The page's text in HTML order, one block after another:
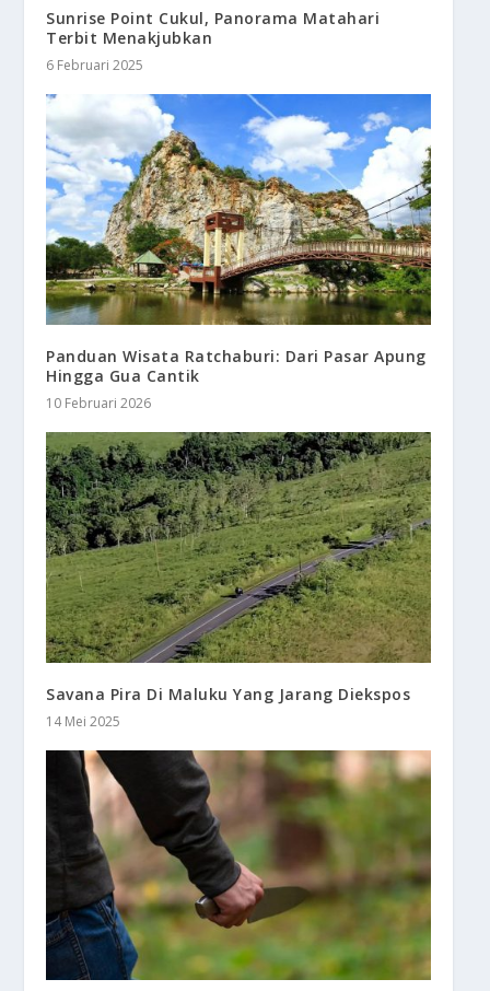
Sunrise Point Cukul, Panorama Matahari
Terbit Menakjubkan
6 Februari 2025
Panduan Wisata Ratchaburi: Dari Pasar Apung
Hingga Gua Cantik
10 Februari 2026
Savana Pira Di Maluku Yang Jarang Diekspos
14 Mei 2025